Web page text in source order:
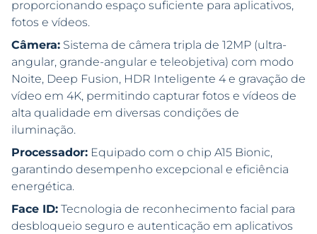
proporcionando espaço suficiente para aplicativos,
fotos e vídeos.
Câmera: Sistema de câmera tripla de 12MP (ultra-
angular, grande-angular e teleobjetiva) com modo
Noite, Deep Fusion, HDR Inteligente 4 e gravação de
vídeo em 4K, permitindo capturar fotos e vídeos de
alta qualidade em diversas condições de
iluminação.
Processador: Equipado com o chip A15 Bionic,
garantindo desempenho excepcional e eficiência
energética.
Face ID: Tecnologia de reconhecimento facial para
desbloqueio seguro e autenticação em aplicativos